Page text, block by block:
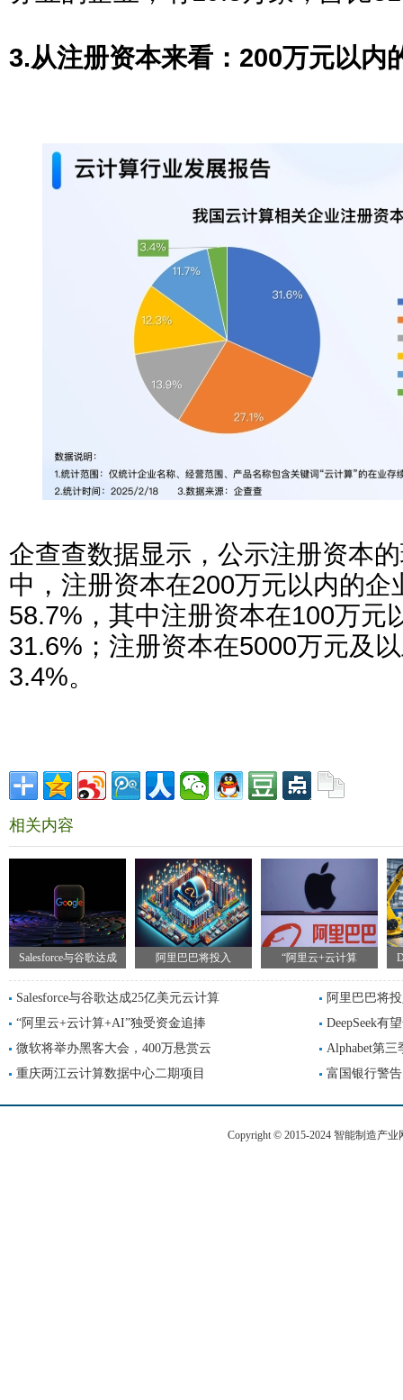
3.从注册资本来看：200万元以内
企查查数据显示，公示注册资本
中，注册资本在200万元以内的企
58.7%，其中注册资本在100万元
31.6%；注册资本在5000万元及
3.4%。
相关内容
Salesforce与谷歌达成 阿里巴巴将投入 “阿里云+云计算
Salesforce与谷歌达成25亿美元云计算
阿里巴巴将
“阿里云+云计算+AI”独受资金追捧
DeepSeek有
微软将举办黑客大会，400万悬赏云
Alphabet第
重庆两江云计算数据中心二期项目
富国银行警
Copyright © 2015-2024 智能制造产